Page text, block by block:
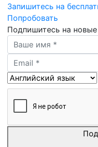
Запишитесь на
Попробовать
Подпишитесь на новые